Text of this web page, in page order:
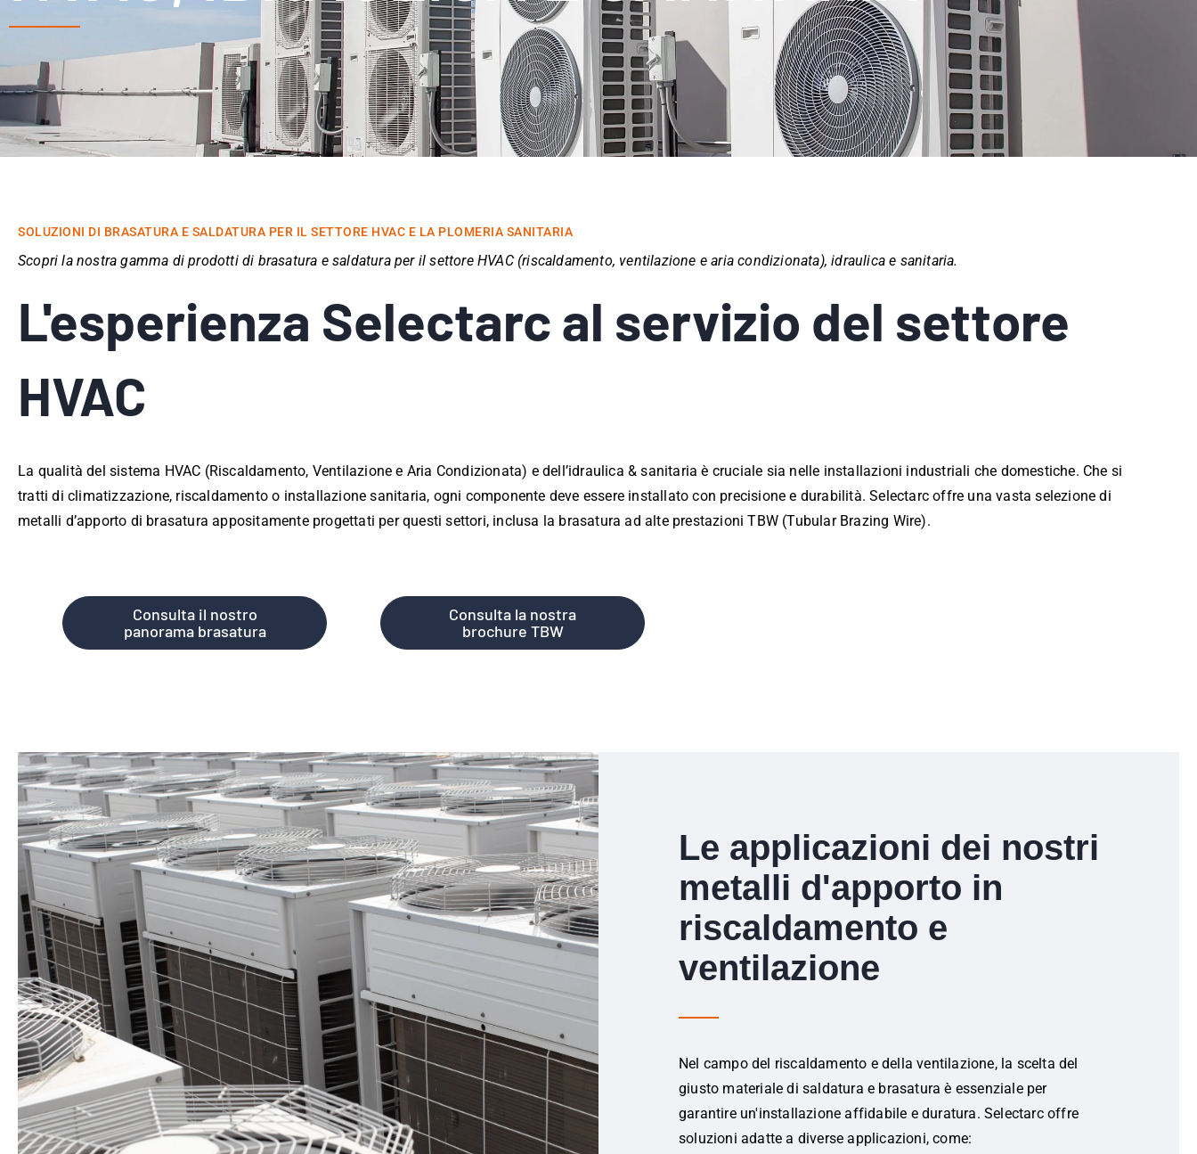
SOLUZIONI DI BRASATURA E SALDATURA PER IL SETTORE HVAC E LA PLOMERIA SANITARIA
Scopri la nostra gamma di prodotti di brasatura e saldatura per il settore HVAC (riscaldamento, ventilazione e aria condizionata), idraulica e sanitaria.
L'esperienza Selectarc al servizio del settore
HVAC
La qualità del sistema HVAC (Riscaldamento, Ventilazione e Aria Condizionata) e dell’idraulica & sanitaria è cruciale sia nelle installazioni industriali che domestiche. Che si
tratti di climatizzazione, riscaldamento o installazione sanitaria, ogni componente deve essere installato con precisione e durabilità. Selectarc offre una vasta selezione di
metalli d’apporto di brasatura appositamente progettati per questi settori, inclusa la brasatura ad alte prestazioni TBW (Tubular Brazing Wire).
Consulta il nostro
panorama brasatura
Consulta la nostra
brochure TBW
Le applicazioni dei nostri
metalli d'apporto in
riscaldamento e
ventilazione
Nel campo del riscaldamento e della ventilazione, la scelta del
giusto materiale di saldatura e brasatura è essenziale per
garantire un'installazione affidabile e duratura. Selectarc offre
soluzioni adatte a diverse applicazioni, come: